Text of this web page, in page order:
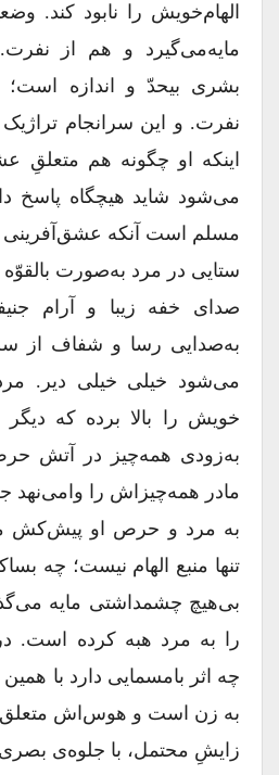
الهام‌خویش را نابود کند.
مایه‌می‌گیرد و هم از نفرت.
بشری بیحدّ و اندازه است؛
نفرت. و این سرانجام
اینکه او چگونه هم متعلقِ
می‌شود شاید هیچگاه پاسخ
مسلم است آنکه عشق‌آفرینی
ستایی در مرد به‌صورت بالقوّه
صدای خفه زیبا و آرام
به‌صدایی رسا و شفاف از سرِ
می‌شود خیلی خیلی دیر. مرد/
خویش را بالا برده که دیگر
به‌زودی همه‌چیز در آتش
مادر همه‌چیزاش را وامی‌نهد
به مرد و حرص او پیش‌کش
تنها منبع الهام نیست؛ چه
بی‌هیچ چشمداشتی مایه
را به مرد هبه کرده است.
چه اثر بامسمایی دارد با همین
به زن است و هوس‌اش متعلق
زایشِ محتمل، با جلوه‌ی